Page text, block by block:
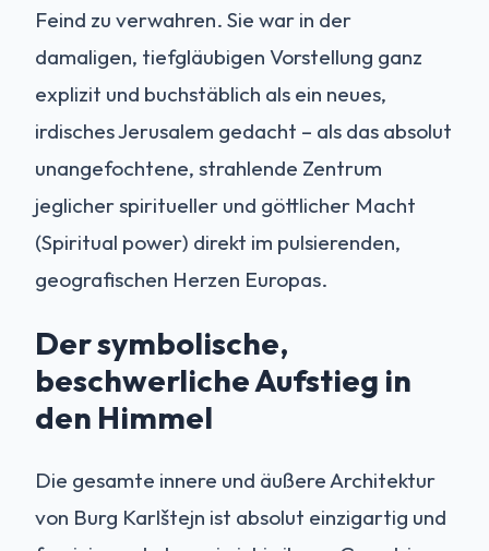
Feind zu verwahren. Sie war in der
damaligen, tiefgläubigen Vorstellung ganz
explizit und buchstäblich als ein neues,
irdisches Jerusalem gedacht – als das absolut
unangefochtene, strahlende Zentrum
jeglicher spiritueller und göttlicher Macht
(Spiritual power) direkt im pulsierenden,
geografischen Herzen Europas.
Der symbolische,
beschwerliche Aufstieg in
den Himmel
Die gesamte innere und äußere Architektur
von Burg Karlštejn ist absolut einzigartig und